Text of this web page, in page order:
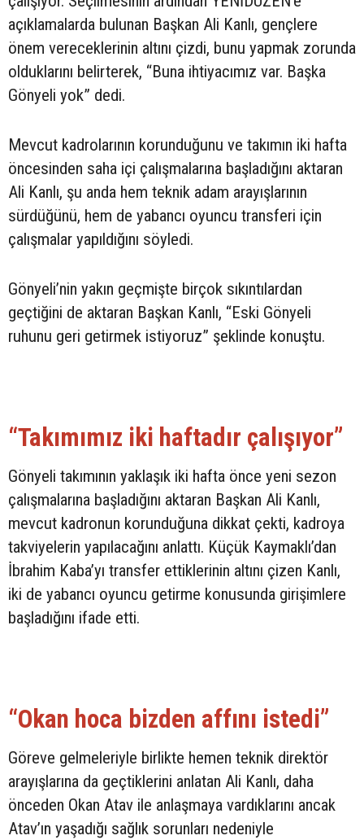
açıklamalarda bulunan Başkan Ali Kanlı, gençlere
önem vereceklerinin altını çizdi, bunu yapmak zorunda
olduklarını belirterek, “Buna ihtiyacımız var. Başka
Gönyeli yok” dedi.
Mevcut kadrolarının korunduğunu ve takımın iki hafta
öncesinden saha içi çalışmalarına başladığını aktaran
Ali Kanlı, şu anda hem teknik adam arayışlarının
sürdüğünü, hem de yabancı oyuncu transferi için
çalışmalar yapıldığını söyledi.
Gönyeli’nin yakın geçmişte birçok sıkıntılardan
geçtiğini de aktaran Başkan Kanlı, “Eski Gönyeli
ruhunu geri getirmek istiyoruz” şeklinde konuştu.
“Takımımız iki haftadır çalışıyor”
Gönyeli takımının yaklaşık iki hafta önce yeni sezon
çalışmalarına başladığını aktaran Başkan Ali Kanlı,
mevcut kadronun korunduğuna dikkat çekti, kadroya
takviyelerin yapılacağını anlattı. Küçük Kaymaklı’dan
İbrahim Kaba’yı transfer ettiklerinin altını çizen Kanlı,
iki de yabancı oyuncu getirme konusunda girişimlere
başladığını ifade etti.
“Okan hoca bizden affını istedi”
Göreve gelmeleriyle birlikte hemen teknik direktör
arayışlarına da geçtiklerini anlatan Ali Kanlı, daha
önceden Okan Atav ile anlaşmaya vardıklarını ancak
Atav’ın yaşadığı sağlık sorunları nedeniyle